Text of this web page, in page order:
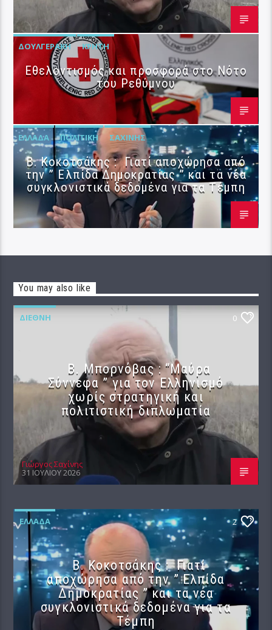
ΔΟΥΛΓΕΡΆΚΗ ΚΡΉΤΗ
Εθελοντισμός και προσφορά στο Νότο
του Ρεθύμνου
ΕΛΛΆΔΑ ΠΟΛΙΤΙΚΉ ΣΑΧΊΝΗΣ
Β. Κοκοτσάκης : Γιατί αποχώρησα από
την ” Ελπίδα Δημοκρατίας ” και τα νέα
συγκλονιστικά δεδομένα για τα Τέμπη
You may also like
ΔΙΕΘΝΉ 0
B. Μπορνόβας : “Μαύρα
Σύννεφα ” για τον Ελληνισμό
χωρίς στρατηγική και
πολιτιστική διπλωματία
Γιώργος Σαχίνης
31 ΙΟΥΛΊΟΥ 2026
ΕΛΛΆΔΑ 2
Β. Κοκοτσάκης : Γιατί
αποχώρησα από την ” Ελπίδα
Δημοκρατίας ” και τα νέα
συγκλονιστικά δεδομένα για τα
Τέμπη